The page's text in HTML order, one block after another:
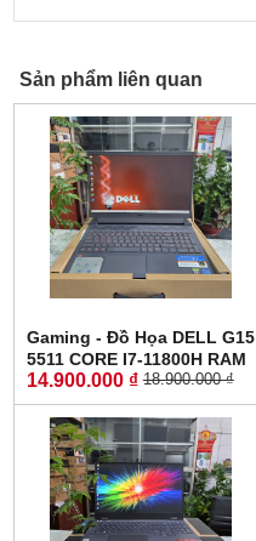
Sản phẩm liên quan
Gaming - Đồ Họa DELL G15
5511 CORE I7-11800H RAM
8GB SSD 512GB RTX 3050
4GB MÀN HÌNH : 15.6 Inch
IPS 120Hz
14.900.000 ₫ 18.900.000 ₫